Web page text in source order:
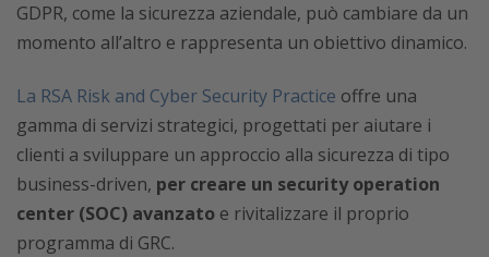
GDPR, come la sicurezza aziendale, può cambiare da un
momento all’altro e rappresenta un obiettivo dinamico.
La RSA Risk and Cyber Security Practice offre una
gamma di servizi strategici, progettati per aiutare i
clienti a sviluppare un approccio alla sicurezza di tipo
business-driven, per creare un security operation
center (SOC) avanzato e rivitalizzare il proprio
programma di GRC.